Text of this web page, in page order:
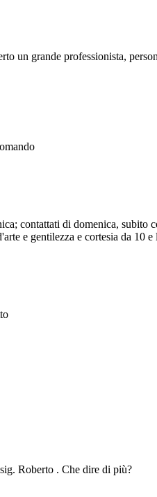
un grande professionista,
contattati di domenica,
e gentilezza e cortesia da 10
Roberto . Che dire di più?